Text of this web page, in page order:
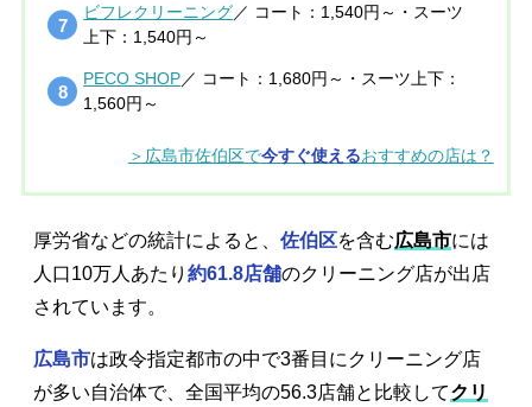
ビフレクリーニング／ コート：1,540円～・スーツ
上下：1,540円～
PECO SHOP／ コート：1,680円～・スーツ上下：
1,560円～
＞広島市佐伯区で今すぐ使えるおすすめの店は？
厚労省などの統計によると、 佐伯区を含む広島市には
人口10万人あたり 約61.8店舗のクリーニング店が出店
されています。
広島市は政令指定都市の中で3番目にクリーニング店
が多い自治体で、全国平均の56.3店舗と比較してクリ